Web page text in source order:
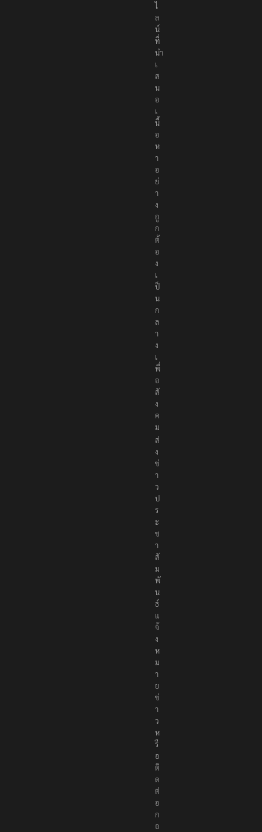
ไ
ล
น์
ที่
นำ
เ
ส
น
อ
เ
นื้
อ
ห
า
อ
ย่
า
ง
ถู
ก
ต้
อ
ง
เ
ป็
น
ก
ล
า
ง
เ
พื่
อ
สั
ง
ค
ม
ส่
ง
ข่
า
ว
ป
ร
ะ
ช
า
สั
ม
พั
น
ธ์
แ
จ้
ง
ห
ม
า
ย
ข่
า
ว
ห
รื
อ
ติ
ด
ต่
อ
ก
อ